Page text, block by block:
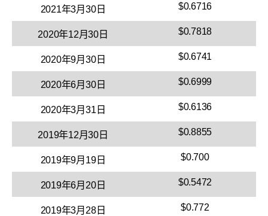
2021年3月30日 $0.6716
2020年12月30日 $0.7818
2020年9月30日 $0.6741
2020年6月30日 $0.6999
2020年3月31日 $0.6136
2019年12月30日 $0.8855
2019年9月19日 $0.700
2019年6月20日 $0.5472
2019年3月28日 $0.772